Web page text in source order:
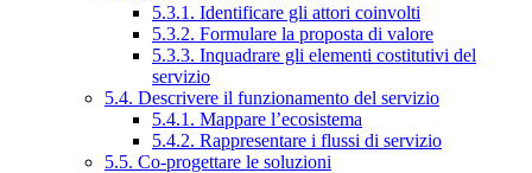
5.3.1. Identificare gli attori coinvolti
5.3.2. Formulare la proposta di valore
5.3.3. Inquadrare gli elementi costitutivi del
servizio
5.4. Descrivere il funzionamento del servizio
5.4.1. Mappare l’ecosistema
5.4.2. Rappresentare i flussi di servizio
5.5. Co-progettare le soluzioni